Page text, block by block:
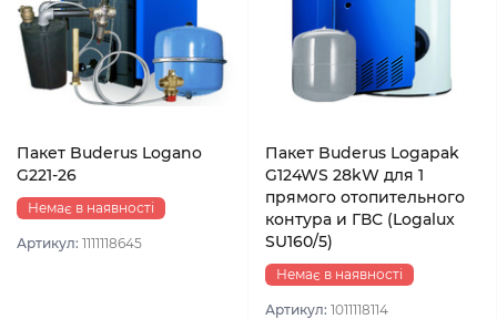
Пакет Buderus Logano
G221-26
Немає в наявності
Артикул: 1111118645
Пакет Buderus Logapak
G124WS 28kW для 1
прямого отопительного
контура и ГВС (Logalux
SU160/5)
Немає в наявності
Артикул: 1011118114